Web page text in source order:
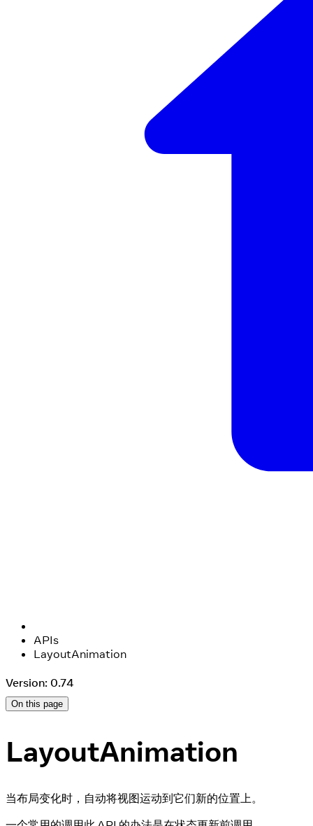
APIs
LayoutAnimation
Version: 0.74
On this page
LayoutAnimation
当布局变化时，自动将视图运动到它们新的位置上。